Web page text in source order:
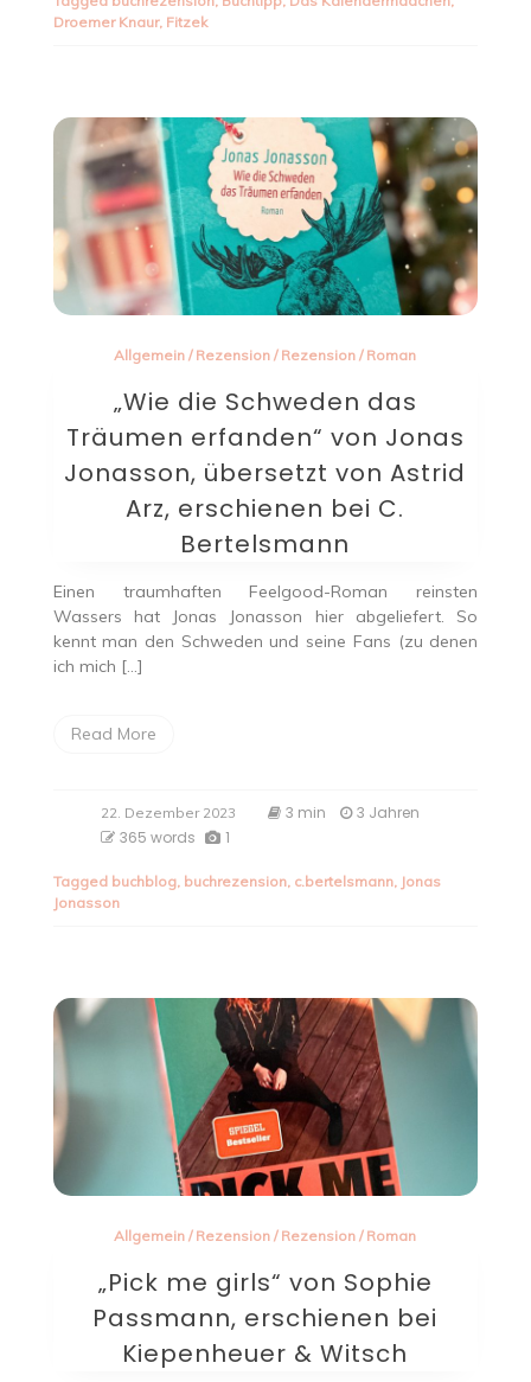
Droemer Knaur, Fitzek
Allgemein / Rezension / Rezension / Roman
„Wie die Schweden das
Träumen erfanden“ von Jonas
Jonasson, übersetzt von Astrid
Arz, erschienen bei C.
Bertelsmann
Einen traumhaften Feelgood-Roman reinsten
Wassers hat Jonas Jonasson hier abgeliefert. So
kennt man den Schweden und seine Fans (zu denen
ich mich […]
Read More
22. Dezember 2023 3 min
3 Jahren
365 words
1
Tagged buchblog, buchrezension, c.bertelsmann, Jonas
Jonasson
Allgemein / Rezension / Rezension / Roman
„Pick me girls“ von Sophie
Passmann, erschienen bei
Kiepenheuer & Witsch